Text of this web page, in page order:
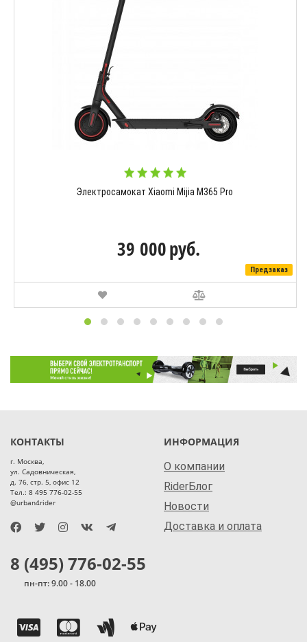
Электросамокат Xiaomi Mijia M365 Pro
39 000руб.
Предзаказ
КОНТАКТЫ
г. Москва,
ул. Садовническая,
д. 76, стр. 5, офис 12
Тел.: 8 495 776-02-55
@urban4rider
ИНФОРМАЦИЯ
О компании
RiderБлог
Новости
Доставка и оплата
8 (495) 776-02-55
пн-пт: 9.00 - 18.00